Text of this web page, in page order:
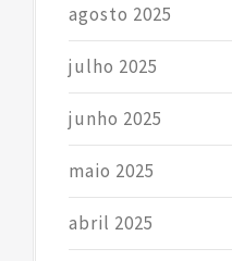
agosto 2025
julho 2025
junho 2025
maio 2025
abril 2025